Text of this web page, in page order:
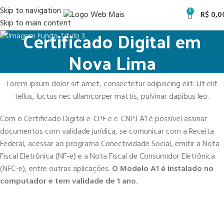
Skip to navigation
Skip to main content
0 R$
Certificado Digital em
Nova Lima
Lorem ipsum dolor sit amet, consectetur adipiscing elit. Ut elit
tellus, luctus nec ullamcorper mattis, pulvinar dapibus leo.
Com o Certificado Digital e-CPF e e-CNPJ A1 é possível assinar
documentos com validade jurídica, se comunicar com a Receita
Federal, acessar ao programa Conectividade Social, emitir a Nota
Fiscal Eletrônica (NF-e) e a Nota Fiscal de Consumidor Eletrônica
(NFC-e), entre outras aplicações. O Modelo A1 é instalado no
computador e tem validade de 1 ano.